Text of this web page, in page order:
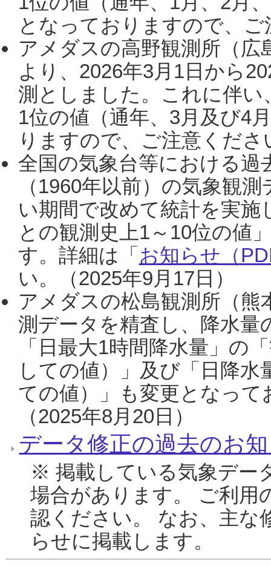
となっておりますので、
アメダスの高野観測所（
より、2026年3月1日から
測としました。これに伴い
1位の値（通年、3月及び4
りますので、ご注意くだ
全国の気象台等における過
（1960年以前）の気象観
い期間で改めて統計を実
との観測史上1～10位の値
す。詳細は「 お知らせ（
い。（2025年9月17日）
アメダスの松島観測所（熊
測データを精査し、降水
「日最大1時間降水量」の
しての値）」及び「日降
ての値）」も変更となっ
（2025年8月20日）
データ修正の過去のお
※ 掲載している気象デー
場合があります。 ご利用
認ください。 なお、主な
らせに掲載します。